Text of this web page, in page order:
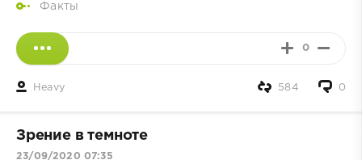
Факты
0
Heavy 0
584
Зрение в темноте
23/09/2020 07:35